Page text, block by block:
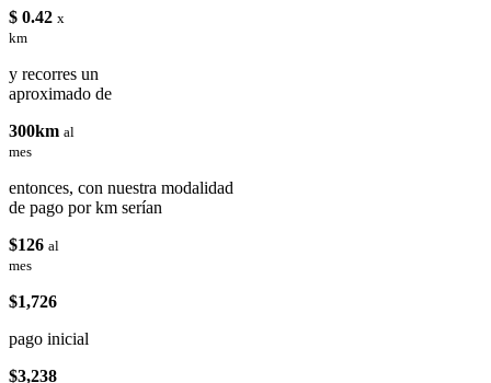
$ 0.42 x
km
y recorres un
aproximado de
300km al
mes
entonces, con nuestra modalidad
de pago por km serían
$126 al
mes
$1,726
pago inicial
$3,238